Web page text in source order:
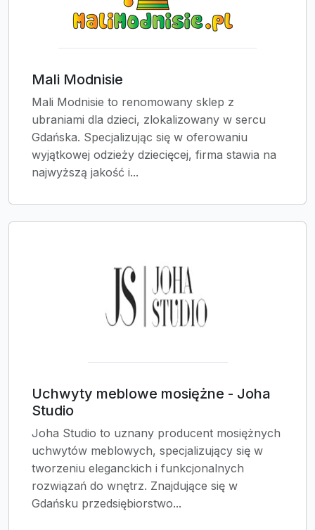
Mali Modnisie
Mali Modnisie to renomowany sklep z
ubraniami dla dzieci, zlokalizowany w sercu
Gdańska. Specjalizując się w oferowaniu
wyjątkowej odzieży dziecięcej, firma stawia na
najwyższą jakość i...
Uchwyty meblowe mosiężne - Joha
Studio
Joha Studio to uznany producent mosiężnych
uchwytów meblowych, specjalizujący się w
tworzeniu eleganckich i funkcjonalnych
rozwiązań do wnętrz. Znajdujące się w
Gdańsku przedsiębiorstwo...